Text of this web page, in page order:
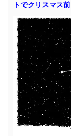
トでクリスマス